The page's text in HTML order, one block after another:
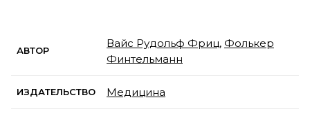
АВТОР
Вайс Рудольф Фриц, Фолькер
Финтельманн
ИЗДАТЕЛЬСТВО Медицина